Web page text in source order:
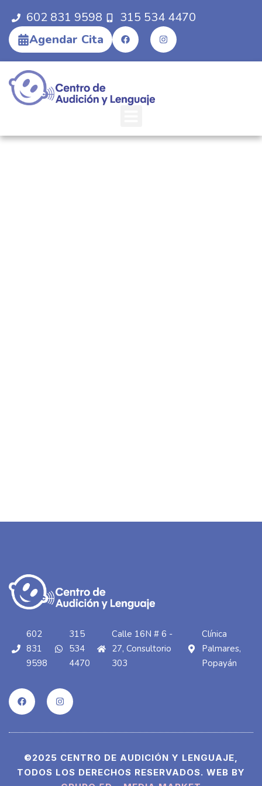
602 831 9598
315 534 4470
Agendar Cita
602
831
9598
315
534
4470
Calle 16N # 6 -
27, Consultorio
303
Clínica
Palmares,
Popayán
©2025 CENTRO DE AUDICIÓN Y LENGUAJE,
TODOS LOS DERECHOS RESERVADOS. WEB BY